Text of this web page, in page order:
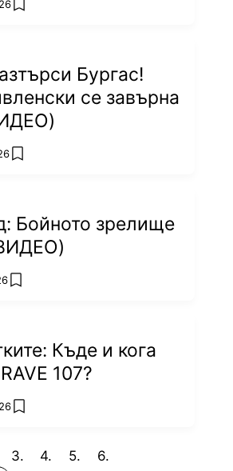
add favorites
Бургас!
се завърна
add favorites
Бойното зрелище
add favorites
Къде и кога
107?
add favorites